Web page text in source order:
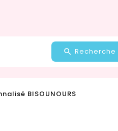
Recherche
BISOUNOURS